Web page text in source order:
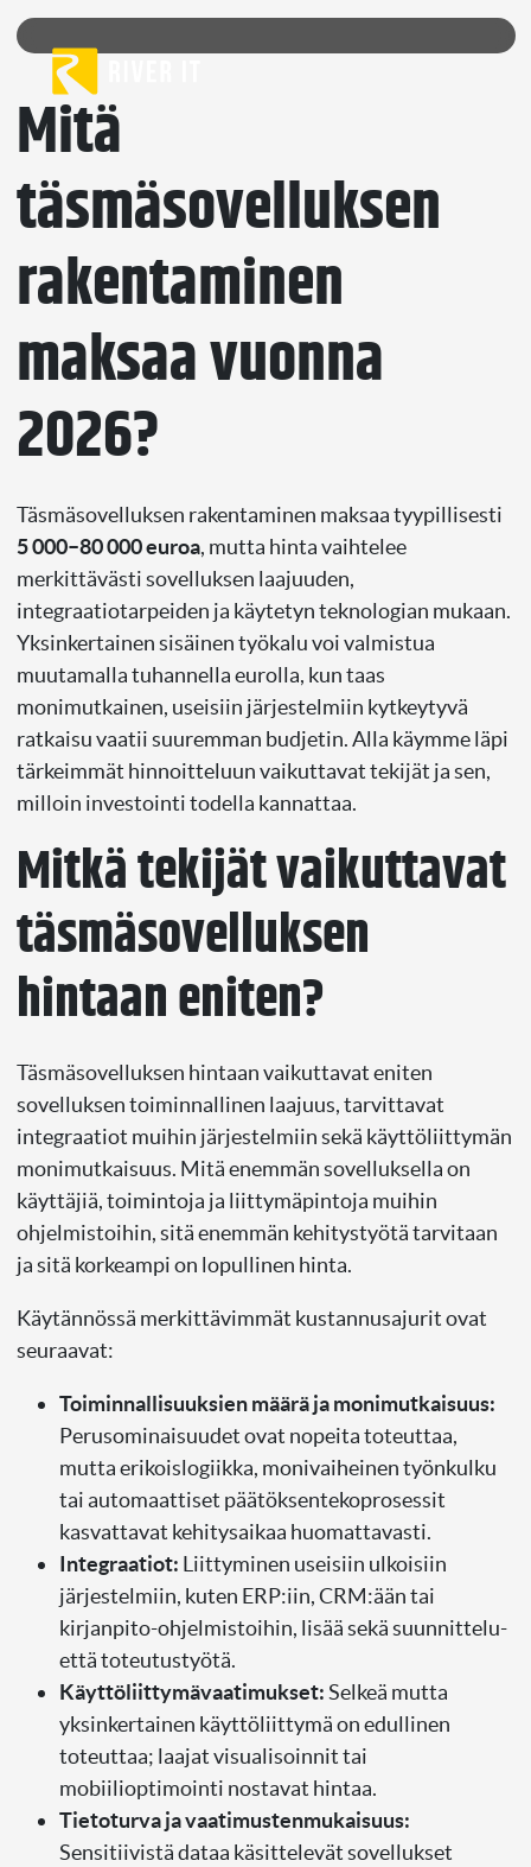
Skip to content
Mitä
täsmäsovelluksen
rakentaminen
maksaa vuonna
2026?
Täsmäsovelluksen rakentaminen maksaa tyypillisesti
5 000–80 000 euroa, mutta hinta vaihtelee
merkittävästi sovelluksen laajuuden,
integraatiotarpeiden ja käytetyn teknologian mukaan.
Yksinkertainen sisäinen työkalu voi valmistua
muutamalla tuhannella eurolla, kun taas
monimutkainen, useisiin järjestelmiin kytkeytyvä
ratkaisu vaatii suuremman budjetin. Alla käymme läpi
tärkeimmät hinnoitteluun vaikuttavat tekijät ja sen,
milloin investointi todella kannattaa.
Mitkä tekijät vaikuttavat
täsmäsovelluksen
hintaan eniten?
Täsmäsovelluksen hintaan vaikuttavat eniten
sovelluksen toiminnallinen laajuus, tarvittavat
integraatiot muihin järjestelmiin sekä käyttöliittymän
monimutkaisuus. Mitä enemmän sovelluksella on
käyttäjiä, toimintoja ja liittymäpintoja muihin
ohjelmistoihin, sitä enemmän kehitystyötä tarvitaan
ja sitä korkeampi on lopullinen hinta.
Käytännössä merkittävimmät kustannusajurit ovat
seuraavat:
Toiminnallisuuksien määrä ja monimutkaisuus:
Perusominaisuudet ovat nopeita toteuttaa,
mutta erikoislogiikka, monivaiheinen työnkulku
tai automaattiset päätöksentekoprosessit
kasvattavat kehitysaikaa huomattavasti.
Integraatiot: Liittyminen useisiin ulkoisiin
järjestelmiin, kuten ERP:iin, CRM:ään tai
kirjanpito-ohjelmistoihin, lisää sekä suunnittelu-
että toteutustyötä.
Käyttöliittymävaatimukset:Selkeä mutta
yksinkertainen käyttöliittymä on edullinen
toteuttaa; laajat visualisoinnit tai
mobiilioptimointi nostavat hintaa.
Tietoturva ja vaatimustenmukaisuus:
Sensitiivistä dataa käsittelevät sovellukset